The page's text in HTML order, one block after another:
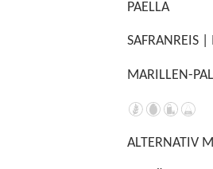
PAELLA
SAFRANREIS
MARILLEN-
ALTERNATIV